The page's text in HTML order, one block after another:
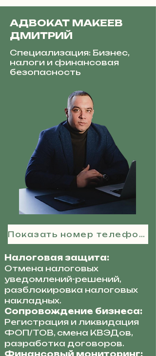
АДВОКАТ МАКЕЕВ
ДМИТРИЙ
Специализация: Бизнес,
налоги и финансовая
безопасность
Показать номер телефона
Налоговая защита:
Отмена налоговых
уведомлений-решений,
разблокировка налоговых
накладных.
Сопровождение бизнеса:
Регистрация и ликвидация
ФОП/ТОВ, смена КВЭДов,
разработка договоров.
Финансовый мониторинг: